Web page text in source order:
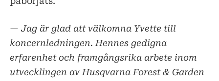
— Jag är glad att välkomna Yvette till
koncernledningen. Hennes gedigna
erfarenhet och framgångsrika arbete inom
utvecklingen av Husqvarna Forest & Garden